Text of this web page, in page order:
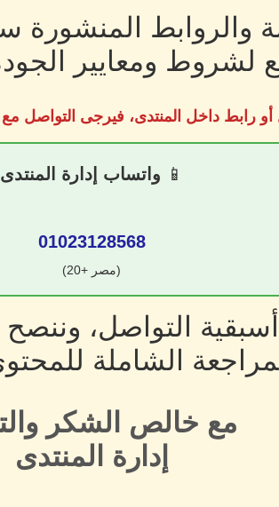
والروابط المنشورة
ومعايير
رابط داخل المنتدى، فيرجى التواصل
📱 واتساب إدارة المنتدى
01023128568
(مصر +20)
التواصل، وننصح
الشاملة
مع خالص الشكر
إدارة المنتدى